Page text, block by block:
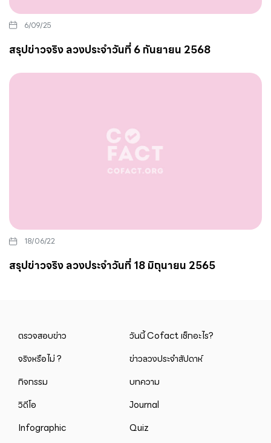
6/09/25
สรุปข่าวจริง ลวงประจำวันที่ 6 กันยายน 2568
18/06/22
สรุปข่าวจริง ลวงประจำวันที่ 18 มิถุนายน 2565
ตรวจสอบข่าว
วันนี้ Cofact เช็กอะไร?
จริงหรือไม่ ?
ข่าวลวงประจำสัปดาห์
กิจกรรม
บทความ
วิดีโอ
Journal
Infographic
Quiz